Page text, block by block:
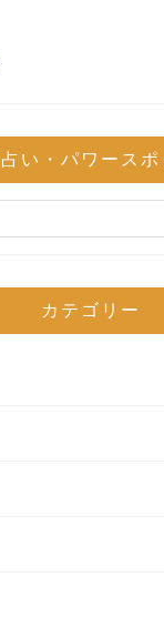
い・パワースポ
カテゴリー